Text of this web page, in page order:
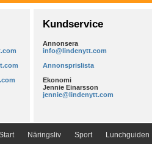
Kundservice
Annonsera
info@lindenytt.com
Annonsprislista
Ekonomi
Jennie Einarsson
jennie@lindenytt.com
Näringsliv Sport Lunchguiden